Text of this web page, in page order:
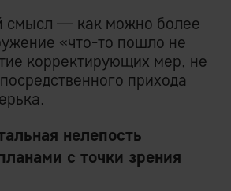
смысл — как можно более
«что-то пошло не
корректирующих мер, не
прихода
нелепость
с точки зрения